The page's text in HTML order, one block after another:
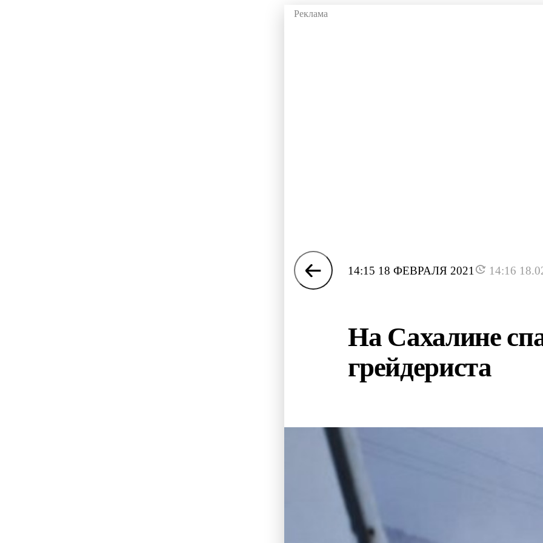
14:15 18 ФЕВРАЛЯ 2021 14:16
На Сахалине
грейдериста